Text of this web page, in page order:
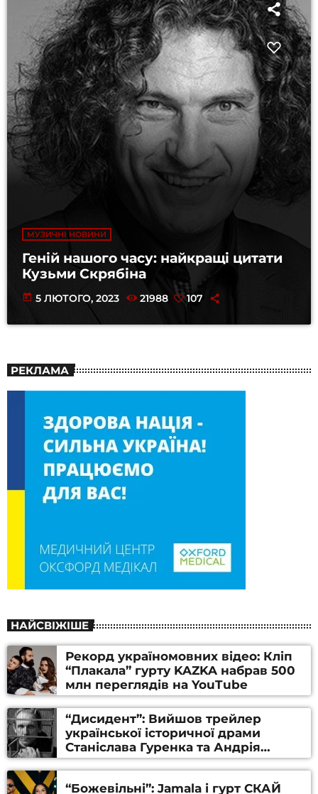
МУЗИЧНІ НОВИНИ
Геній нашого часу: найкращі цитати
Кузьми Скрябіна
today 5 ЛЮТОГО, 2023 21988 107
РЕКЛАМА
НАЙСВІЖІШЕ
Рекорд україномовних відео: Кліп
“Плакала” гурту KAZKA набрав 500
млн переглядів на YouTube
“Дисидент”: Вийшов трейлер
української історичної драми
Станіслава Гуренка та Андрія
Алфьорова (ВІДЕО)
“Божевільні”: Jamala і гурт СКАЙ